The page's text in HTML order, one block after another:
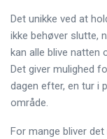
Det unikke ved at
ikke behøver slutte,
kan alle blive natten
Det giver mulighed
dagen efter, en tur i
område.
For mange bliver